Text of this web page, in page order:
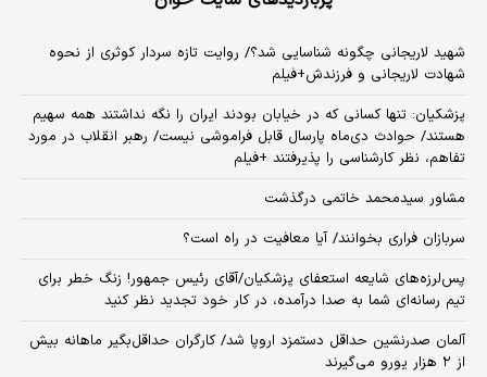
شهید لاریجانی چگونه شناسایی شد؟/ روایت تازه سردار کوثری از نحوه
شهادت لاریجانی و فرزندش+فیلم
پزشکیان: تنها کسانی که در خیابان بودند ایران را نگه نداشتند همه سهیم
هستند/ حوادث دی‌ماه پارسال قابل فراموشی نیست/ رهبر انقلاب در مورد
تفاهم، نظر کارشناسی را پذیرفتند +فیلم
مشاور سیدمحمد خاتمی درگذشت
سربازان فراری بخوانند/ آیا معافیت در راه است؟
پس‌لرزه‌های شایعه استعفای پزشکیان/آقای رئیس جمهور! زنگ خطر برای
تیم رسانه‌ای شما به صدا درآمده، در کار خود تجدید نظر کنید
آلمان صدرنشین حداقل دستمزد اروپا شد/ کارگران حداقل‌بگیر ماهانه بیش
از ۲ هزار یورو می‌گیرند